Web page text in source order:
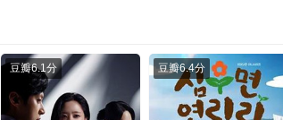
豆瓣6.1分 豆瓣6.4分